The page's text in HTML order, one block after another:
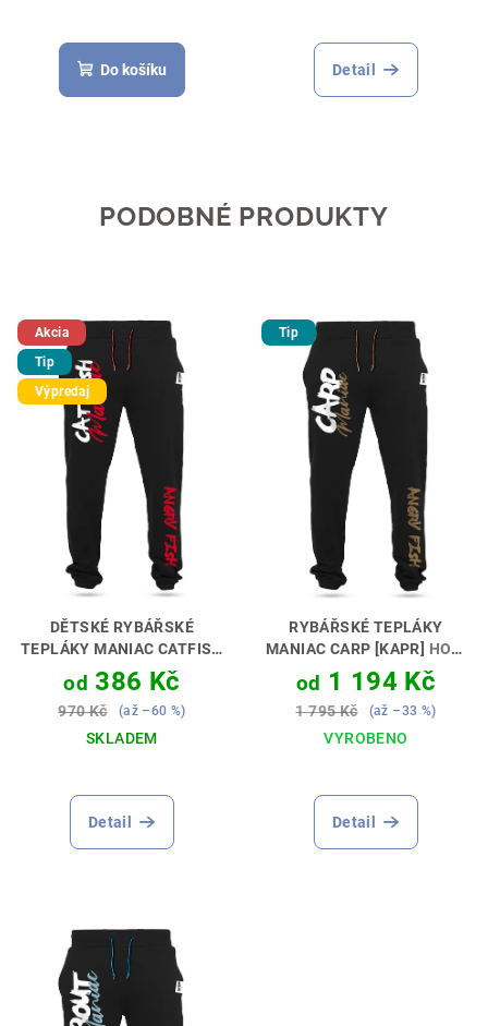
Do košíku Detail
PODOBNÉ PRODUKTY
Akcia
Tip
Výpredaj
DĚTSKÉ RYBÁŘSKÉ
TEPLÁKY MANIAC CATFISH
PERFEKTNÍ DÁREK
PRO MALÉHO SUMCAŘE 🎣
🎁
od 386 Kč
970 Kč (až –60 %)
SKLADEM
Detail
Tip
RYBÁŘSKÉ TEPLÁKY
MANIAC CARP [KAPR] HODÍ
SE K TEPLÁKOVÉ
SOUPRAVĚ 👖🎣
od 1 194 Kč
1 795 Kč (až –33 %)
VYROBENO
Detail